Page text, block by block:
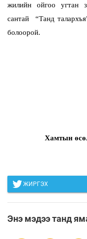
жилийн ойгоо угтан
сантай “Танд
болоорой.
Хамтын
ЖИРГЭХ
Энэ мэдээ танд